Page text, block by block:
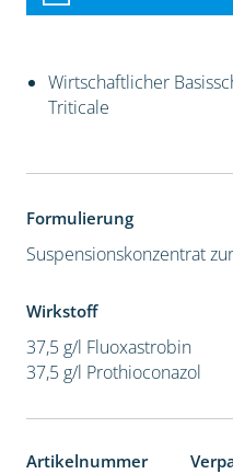
Wirtschaftlicher
Triticale
Formulierung
Suspensionskonzentrat
Wirkstoff
37,5 g/l Fluoxastrobin
37,5 g/l Prothioconazol
Artikelnummer